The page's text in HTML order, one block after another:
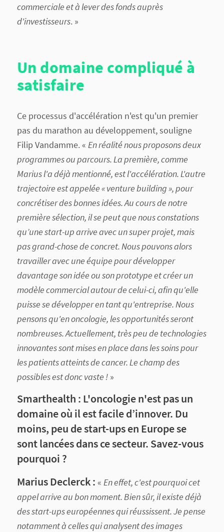
commerciale et à lever des fonds auprès
d'investisseurs. »
Un domaine compliqué à
satisfaire
Ce processus d'accélération n'est qu'un premier
pas du marathon au développement, souligne
Filip Vandamme. « En réalité nous proposons deux
programmes ou parcours. La première, comme
Marius l'a déjà mentionné, est l'accélération. L'autre
trajectoire est appelée « venture building », pour
concrétiser des bonnes idées. Au cours de notre
première sélection, il se peut que nous constations
qu’une start-up arrive avec un super projet, mais
pas grand-chose de concret. Nous pouvons alors
travailler avec une équipe pour développer
davantage son idée ou son prototype et créer un
modèle commercial autour de celui-ci, afin qu'elle
puisse se développer en tant qu'entreprise. Nous
pensons qu'en oncologie, les opportunités seront
nombreuses. Actuellement, très peu de technologies
innovantes sont mises en place dans les soins pour
les patients atteints de cancer. Le champ des
possibles est donc vaste !»
Smarthealth : L'oncologie n'est pas un
domaine où il est facile d’innover. Du
moins, peu de start-ups en Europe se
sont lancées dans ce secteur. Savez-vous
pourquoi ?
Marius Declerck : « En effet, c'est pourquoi cet
appel arrive au bon moment. Bien sûr, il existe déjà
des start-ups européennes qui réussissent. Je pense
notamment à celles qui analysent des images